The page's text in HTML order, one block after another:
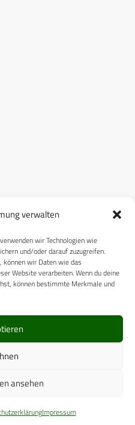
verwalten
wir Technologien wie
und/oder darauf zuzugreifen.
können wir Daten wie das
Website verarbeiten. Wenn du deine
können bestimmte Merkmale und
ansehen
Impressum
Rechte vorbehalten